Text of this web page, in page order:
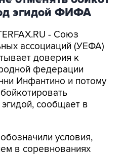
- Союз
доверия к
федерации
Инфантино и потому
сообщает в
условия,
выдержки из
организации.